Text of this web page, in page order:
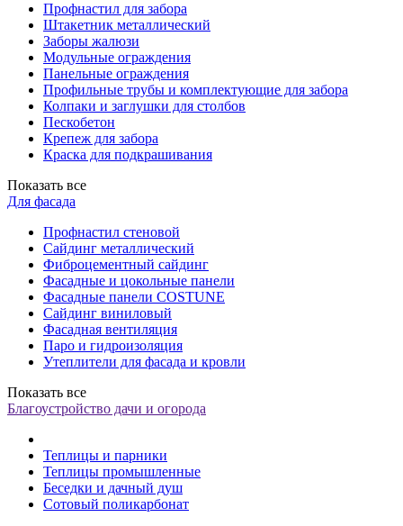
Профнастил для забора
Штакетник металлический
Заборы жалюзи
Модульные ограждения
Панельные ограждения
Профильные трубы и комплектующие для забора
Колпаки и заглушки для столбов
Пескобетон
Крепеж для забора
Краска для подкрашивания
Показать все
Для фасада
Профнастил стеновой
Сайдинг металлический
Фиброцементный сайдинг
Фасадные и цокольные панели
Фасадные панели COSTUNE
Сайдинг виниловый
Фасадная вентиляция
Паро и гидроизоляция
Утеплители для фасада и кровли
Показать все
Благоустройство дачи и огорода
Теплицы и парники
Теплицы промышленные
Беседки и дачный душ
Сотовый поликарбонат